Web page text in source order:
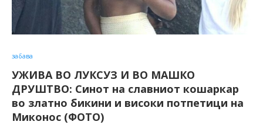
забава
УЖИВА ВО ЛУКСУЗ И ВО МАШКО
ДРУШТВО: Синот на славниот кошаркар
во златно бикини и високи потпетици на
Миконос (ФОТО)